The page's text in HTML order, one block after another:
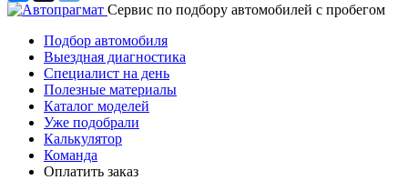
Cервис по подбору автомобилей с пробегом
Подбор автомобиля
Выездная диагностика
Специалист на день
Полезные материалы
Каталог моделей
Уже подобрали
Калькулятор
Команда
Оплатить заказ